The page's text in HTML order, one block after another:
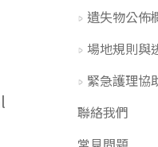
遺失物公佈
場地規則與
緊急護理協
聯絡我們